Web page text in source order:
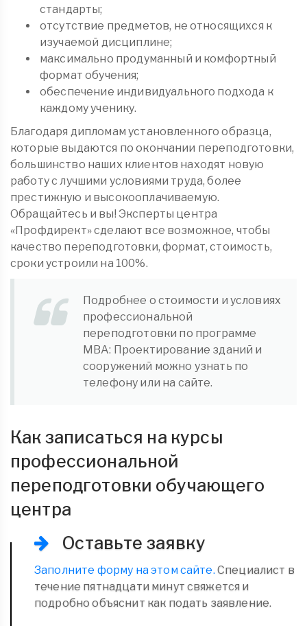
стандарты;
отсутствие предметов, не относящихся к
изучаемой дисциплине;
максимально продуманный и комфортный
формат обучения;
обеспечение индивидуального подхода к
каждому ученику.
Благодаря дипломам установленного образца,
которые выдаются по окончании переподготовки,
большинство наших клиентов находят новую
работу с лучшими условиями труда, более
престижную и высокооплачиваемую.
Обращайтесь и вы! Эксперты центра
«Профдирект» сделают все возможное, чтобы
качество переподготовки, формат, стоимость,
сроки устроили на 100%.
Подробнее о стоимости и условиях
профессиональной
переподготовки по программе
MBA: Проектирование зданий и
сооружений можно узнать по
телефону или на сайте.
Как записаться на курсы
профессиональной
переподготовки обучающего
центра
Оставьте заявку
Заполните форму на этом сайте. Специалист в
течение пятнадцати минут свяжется и
подробно объяснит как подать заявление.